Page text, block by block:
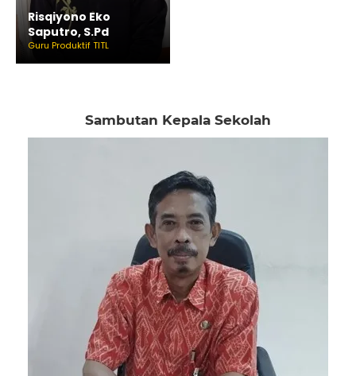
Risqiyono Eko
Saputro, S.Pd
Guru Produktif TITL
Sambutan Kepala Sekolah